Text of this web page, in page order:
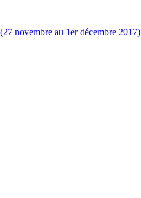
novembre au 1er décembre 2017)